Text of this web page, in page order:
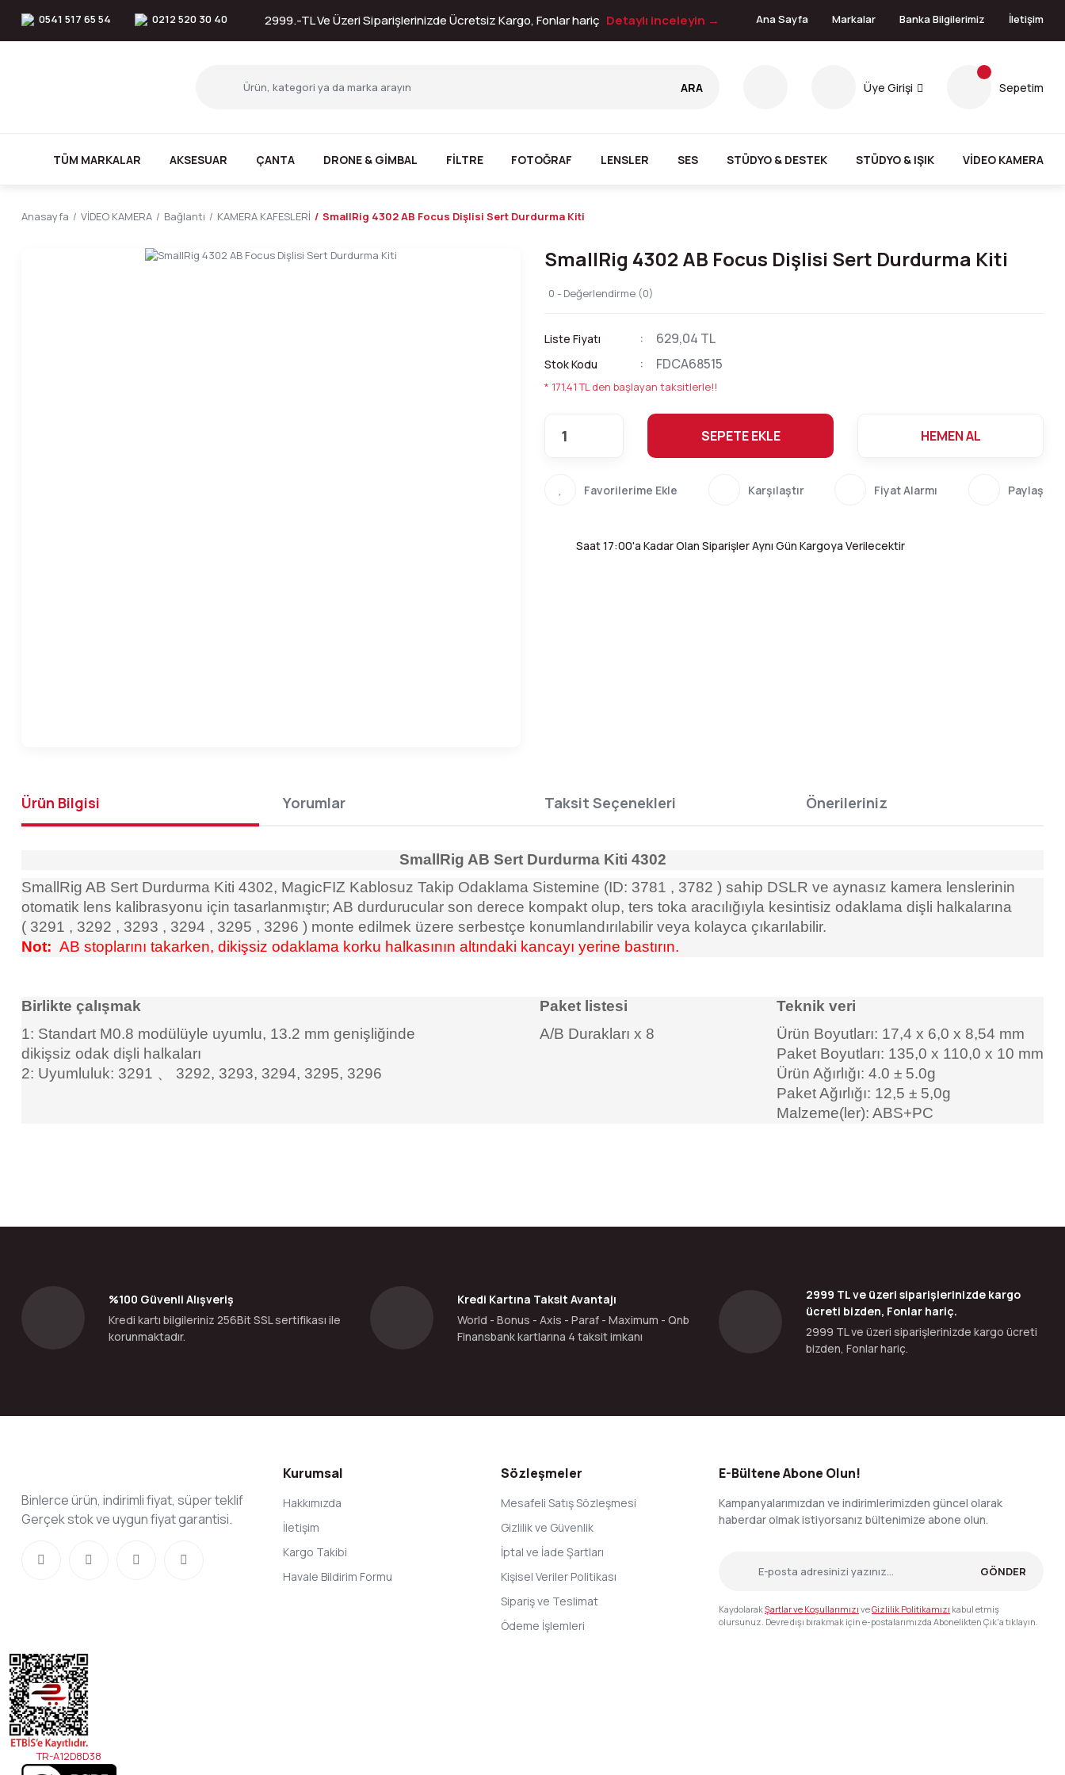
0541 517 65 54 0212 520 30 40 2999.-TL Ve Üzeri Siparişlerinizde Ücretsiz Kargo, Fonlar hariç Detaylı inceleyin → Ana Sayfa Markalar Banka Bilgilerimiz İletişim
ARA Üye Girişi Sepetim
TÜM MARKALAR AKSESUAR ÇANTA DRONE & GİMBAL FİLTRE FOTOĞRAF LENSLER SES STÜDYO & DESTEK STÜDYO & IŞIK VİDEO KAMERA
Anasayfa VİDEO KAMERA Bağlantı KAMERA KAFESLERİ SmallRig 4302 AB Focus Dişlisi Sert Durdurma Kiti
SmallRig 4302 AB Focus Dişlisi Sert Durdurma Kiti
0 - Değerlendirme (0)
Liste Fiyatı 629,04 TL
Stok Kodu FDCA68515
* 171,41 TL den başlayan taksitlerle!!
SEPETE EKLE HEMEN AL
Karşılaştır Fiyat Alarmı Paylaş
Saat 17:00'a Kadar Olan Siparişler Aynı Gün Kargoya Verilecektir
Ürün Bilgisi Yorumlar Taksit Seçenekleri Önerileriniz
SmallRig AB Sert Durdurma Kiti 4302
SmallRig AB Sert Durdurma Kiti 4302, MagicFIZ Kablosuz Takip Odaklama Sistemine (ID: 3781 , 3782 ) sahip DSLR ve aynasız kamera lenslerinin
otomatik lens kalibrasyonu için tasarlanmıştır; AB durdurucular son derece kompakt olup, ters toka aracılığıyla kesintisiz odaklama dişli halkalarına
( 3291 , 3292 , 3293 , 3294 , 3295 , 3296 ) monte edilmek üzere serbestçe konumlandırılabilir veya kolayca çıkarılabilir.
Not: AB stoplarını takarken, dikişsiz odaklama korku halkasının altındaki kancayı yerine bastırın.
Birlikte çalışmak
1: Standart M0.8 modülüyle uyumlu, 13.2 mm genişliğinde
dikişsiz odak dişli halkaları
2: Uyumluluk: 3291 、 3292, 3293, 3294, 3295, 3296
Paket listesi
A/B Durakları x 8
Teknik veri
Ürün Boyutları: 17,4 x 6,0 x 8,54 mm
Paket Boyutları: 135,0 x 110,0 x 10 mm
Ürün Ağırlığı: 4.0 ± 5.0g
Paket Ağırlığı: 12,5 ± 5,0g
Malzeme(ler): ABS+PC
Ürün fiyatı diğer sitelerden daha pahalı.
Bu ürüne benzer farklı alternatifler olmalı.
%100 Güvenli Alışveriş
Kredi kartı bilgileriniz 256Bit SSL sertifikası ile
korunmaktadır.
Kredi Kartına Taksit Avantajı
World - Bonus - Axis - Paraf - Maximum - Qnb
Finansbank kartlarına 4 taksit imkanı
2999 TL ve üzeri siparişlerinizde kargo
ücreti bizden, Fonlar hariç.
2999 TL ve üzeri siparişlerinizde kargo ücreti
bizden, Fonlar hariç.
Binlerce ürün, indirimli fiyat, süper teklif
Gerçek stok ve uygun fiyat garantisi.
Kurumsal
Hakkımızda
İletişim
Kargo Takibi
Havale Bildirim Formu
Sözleşmeler
Mesafeli Satış Sözleşmesi
Gizlilik ve Güvenlik
İptal ve İade Şartları
Kişisel Veriler Politikası
Sipariş ve Teslimat
Ödeme İşlemleri
E-Bültene Abone Olun!
Kampanyalarımızdan ve indirimlerimizden güncel olarak
haberdar olmak istiyorsanız bültenimize abone olun.
GÖNDER
KaydolarakŞartlar ve Koşullarımızı veGizlilik Politikamızı kabul etmiş
olursunuz. Devre dışı bırakmak için e-postalarımızda Abonelikten Çık'a tıklayın.
TR-A12D8D38